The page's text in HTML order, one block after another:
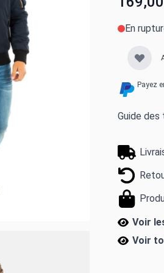
En
Payez
Guide des
Voir
Voir